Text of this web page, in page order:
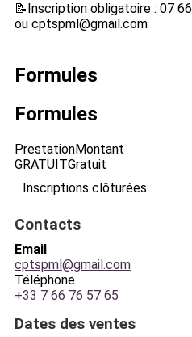
📝Inscription obligatoire : 07
ou cptspml@gmail.com
Formules
Formules
PrestationMontant
GRATUITGratuit
Inscriptions clôturées
Contacts
Email
cptspml@gmail.com
Téléphone
+33 7 66 76 57 65
Dates des ventes